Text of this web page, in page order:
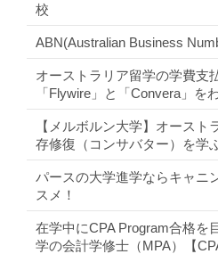
校
ABN(Australian Business
オーストラリア留学の学費支
「Flywire」と「Convera」を
【メルボルン大学】オース
存修復（コンサバター）を学
パースの大学進学ならキャニ
スメ！
在学中にCPA Program合格
学の会計学修士（MPA）【